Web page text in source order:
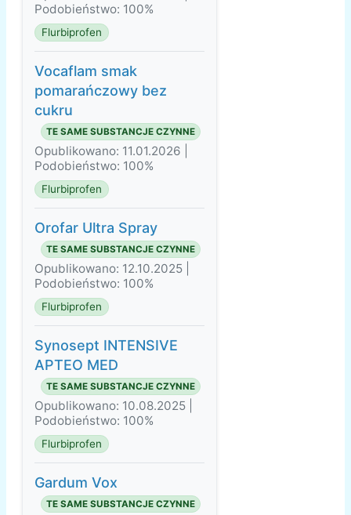
Podobieństwo: 100%
Flurbiprofen
Vocaflam smak
pomarańczowy bez
cukru
TE SAME SUBSTANCJE CZYNNE
Opublikowano: 11.01.2026 |
Podobieństwo: 100%
Flurbiprofen
Orofar Ultra Spray
TE SAME SUBSTANCJE CZYNNE
Opublikowano: 12.10.2025 |
Podobieństwo: 100%
Flurbiprofen
Synosept INTENSIVE
APTEO MED
TE SAME SUBSTANCJE CZYNNE
Opublikowano: 10.08.2025 |
Podobieństwo: 100%
Flurbiprofen
Gardum Vox
TE SAME SUBSTANCJE CZYNNE